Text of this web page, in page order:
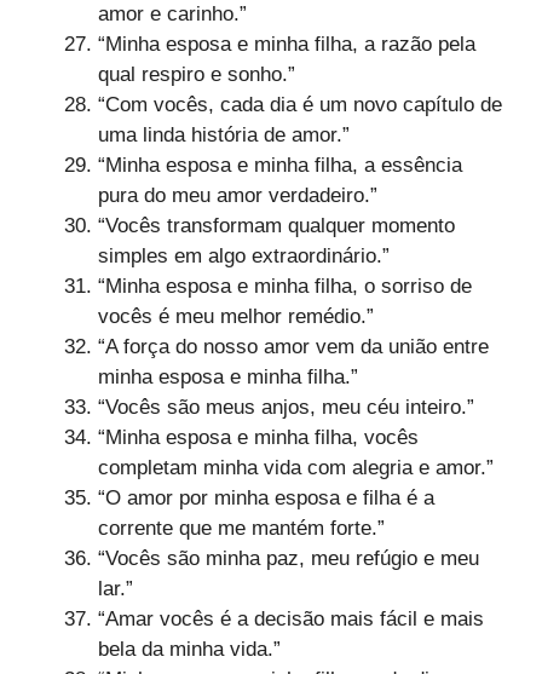
amor e carinho.”
“Minha esposa e minha filha, a razão pela
qual respiro e sonho.”
“Com vocês, cada dia é um novo capítulo de
uma linda história de amor.”
“Minha esposa e minha filha, a essência
pura do meu amor verdadeiro.”
“Vocês transformam qualquer momento
simples em algo extraordinário.”
“Minha esposa e minha filha, o sorriso de
vocês é meu melhor remédio.”
“A força do nosso amor vem da união entre
minha esposa e minha filha.”
“Vocês são meus anjos, meu céu inteiro.”
“Minha esposa e minha filha, vocês
completam minha vida com alegria e amor.”
“O amor por minha esposa e filha é a
corrente que me mantém forte.”
“Vocês são minha paz, meu refúgio e meu
lar.”
“Amar vocês é a decisão mais fácil e mais
bela da minha vida.”